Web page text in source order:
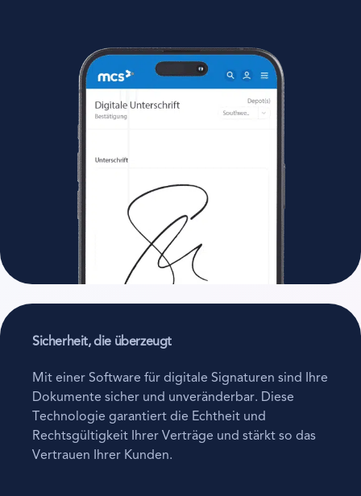
Sicherheit, die überzeugt
Mit einer Software für digitale Signaturen sind Ihre
Dokumente sicher und unveränderbar. Diese
Technologie garantiert die Echtheit und
Rechtsgültigkeit Ihrer Verträge und stärkt so das
Vertrauen Ihrer Kunden.